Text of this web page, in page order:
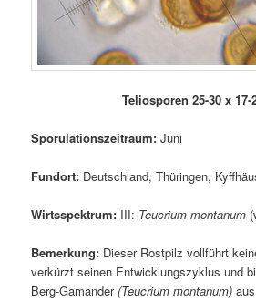
Teliosporen 25-30 x 17-
Sporulationszeitraum: Juni
Fundort: Deutschland, Thüringen,
Wirtsspektrum: III: Teucrium montanum
Bemerkung: Dieser Rostpilz vollführt
verkürzt seinen Entwicklungszyklus und
Berg-Gamander(Teucrium montanum)